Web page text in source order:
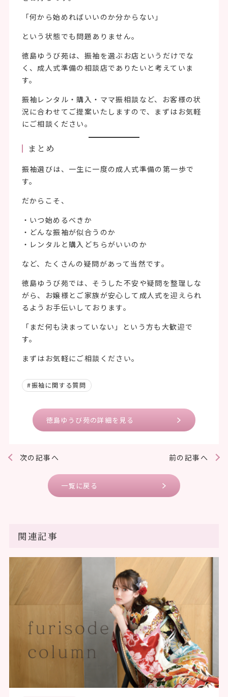
「何から始めればいいのか分からない」
という状態でも問題ありません。
徳島ゆうび苑は、振袖を選ぶお店というだけでな
く、成人式準備の相談店でありたいと考えていま
す。
振袖レンタル・購入・ママ振相談など、お客様の状
況に合わせてご提案いたしますので、まずはお気軽
にご相談ください。
まとめ
振袖選びは、一生に一度の成人式準備の第一歩で
す。
だからこそ、
・いつ始めるべきか
・どんな振袖が似合うのか
・レンタルと購入どちらがいいのか
など、たくさんの疑問があって当然です。
徳島ゆうび苑では、そうした不安や疑問を整理しな
がら、お嬢様とご家族が安心して成人式を迎えられ
るようお手伝いしております。
「まだ何も決まっていない」という方も大歓迎で
す。
まずはお気軽にご相談ください。
#振袖に関する質問
徳島ゆうび苑の詳細を見る
前の記事へ
次の記事へ
一覧に戻る
関連記事